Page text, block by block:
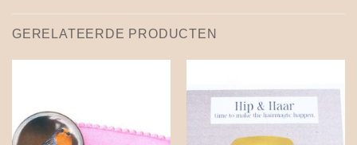
GERELATEERDE PRODUCTEN